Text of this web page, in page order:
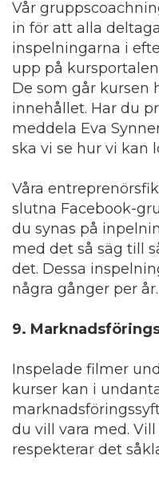
Vår
in för att alla
inspelningarna i
upp på
De som går kursen
innehållet. Har du
meddela Eva
ska vi se hur vi kan
Våra
slutna Facebook-
du synas på
med det så säg till
det. Dessa
några gånger per år.
9.
Inspelade filmer
kurser kan i
du vill vara med.
respekterar det